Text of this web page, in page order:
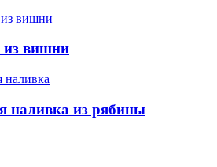
из вишни
наливка из рябины